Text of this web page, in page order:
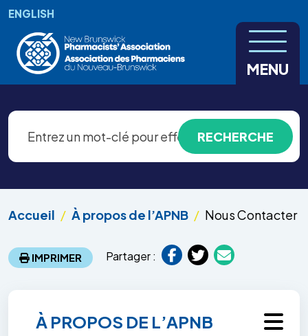
Aller au contenu principal
ENGLISH
MENU
Accueil À propos de l’APNB Nous Contacter
IMPRIMER Partager :
À PROPOS DE L’APNB